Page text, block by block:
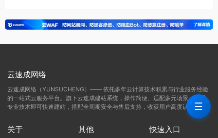
云速成网络
云速成网络（YUNSUCHENG）—— 依托多年云计算技术积累与行业服务经验
的一站式云服务平台。旗下云速成建站系统，操作简便、适配多元场景，无需
专业技术即可快速建站，搭配全周期安全与售后支持，收获用户高度认可。
关于 其他 快速入口
☰